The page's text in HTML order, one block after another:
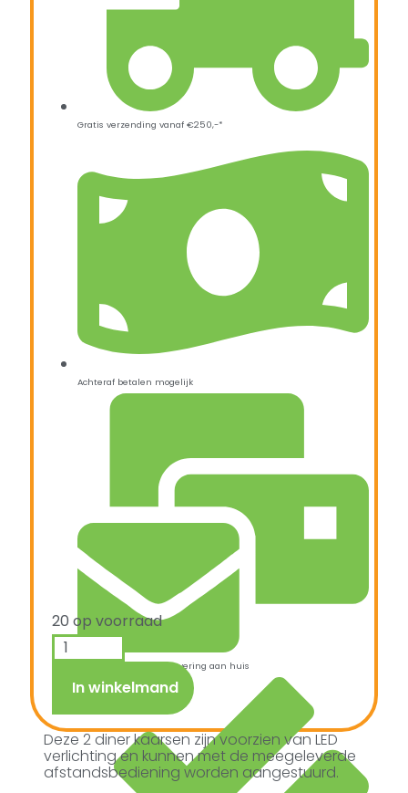
Gratis verzending vanaf €250,-*
Achteraf betalen mogelijk
Snelle verzending & levering aan huis
20 op voorraad
In winkelmand
Deze 2 diner kaarsen zijn voorzien van LED
verlichting en kunnen met de meegeleverde
afstandsbediening worden aangestuurd.